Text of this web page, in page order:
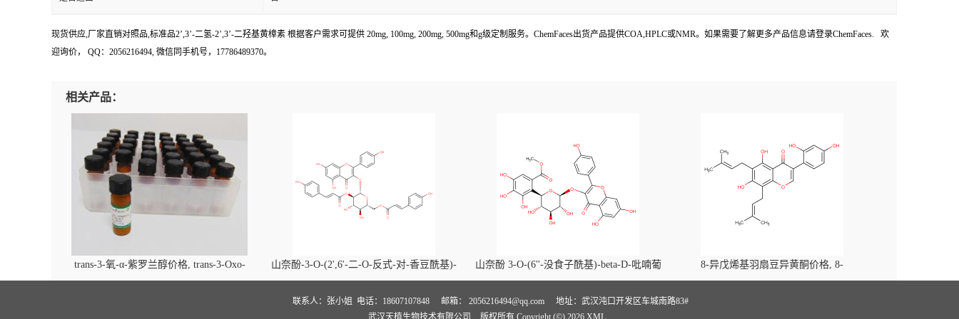
现货供应,厂家直销对照品,标准品2’,3’-二氢-2’,3’-二羟基黄樟素 根据客户需求可提供 20mg, 100mg, 200mg, 500mg和g级定制服务。ChemFaces出货产品提供COA,HPLC或NMR。如果需要了解更多产品信息请登录ChemFaces. 欢
迎询价， QQ：2056216494, 微信同手机号，17786489370。
相关产品：
trans-3-氧-α-紫罗兰醇价格, trans-3-Oxo-
alpha-ionol对照品, CAS号:896107-70-3
山奈酚-3-O-(2',6'-二-O-反式-对-香豆酰基)-
beta-D-吡喃葡萄糖苷价格, Kaempferol-3-O-
(2',6'-di-O-trans-p-coumaroyl)-beta-D-
山奈酚 3-O-(6''-没食子酰基)-beta-D-吡喃葡
萄糖苷价格, Kaempferol 3-O-(6''-galloyl)-
beta-D-glucopyranoside对照品, CAS
8-异戊烯基羽扇豆异黄酮价格, 8-
Prenylluteone对照品, CAS号:125002-91-7
联系人：张小姐 电话：18607107848 邮箱： 2056216494@qq.com
地址：武汉沌口开发区车城南路83#
武汉天植生物技术有限公司
版权所有 Copyright (©) 2026 XML